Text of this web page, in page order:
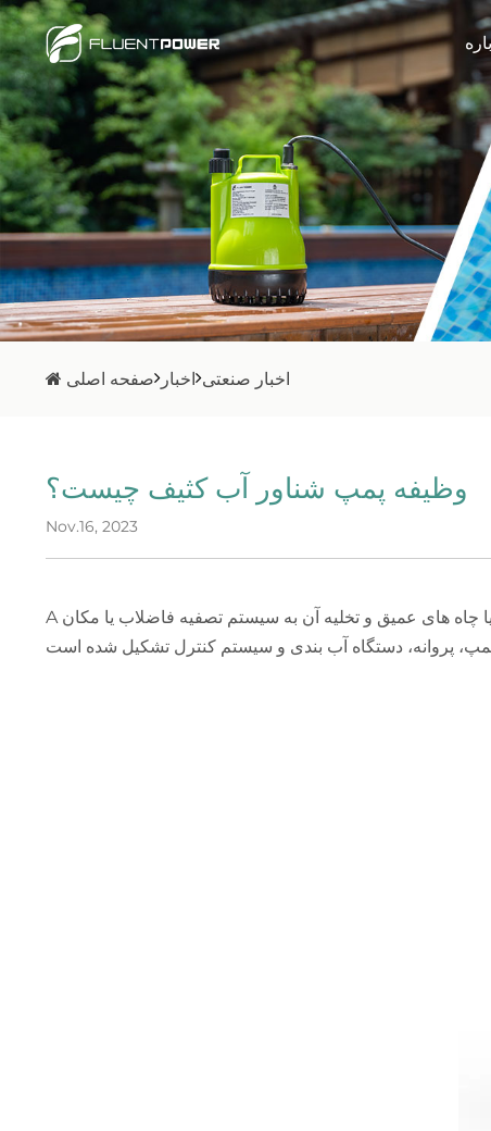
صفحه اصلی اخبار اخبار صنعتی
وظیفه پمپ شناور آب کثیف چیست؟
Nov.16, 2023
A های عمیق و تخلیه آن به سیستم تصفیه فاضلاب یا مکان